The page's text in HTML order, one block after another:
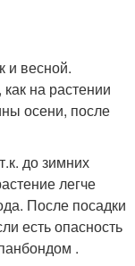
и весной.
на растении
осени, после
до зимних
легче
После посадки
есть опасность
.